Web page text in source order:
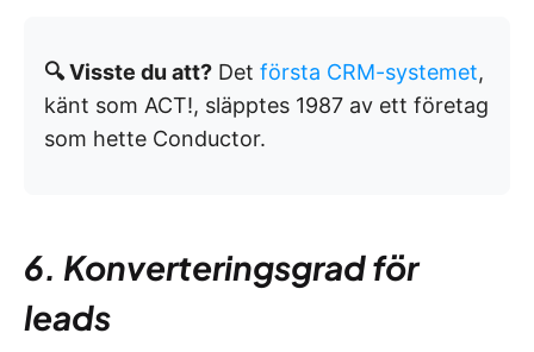
🔍 Visste du att? Det första CRM-systemet,
känt som ACT!, släpptes 1987 av ett företag
som hette Conductor.
6. Konverteringsgrad för
leads